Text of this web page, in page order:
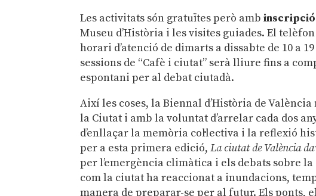
Les activitats són gratuïtes però amb
Museu d’Història i les visites guiades. El
horari d’atenció de dimarts a dissabte de 10 a
sessions de “Cafè i ciutat” serà lliure fins a
espontani per al debat ciutadà.
Així les coses, la Biennal d’Història de
la Ciutat i amb la voluntat d’arrelar cada dos
d’enllaçar la memòria col·lectiva i la reflexió
per a esta primera edició,La ciutat de València
per l’emergència climàtica i els debats sobre
com la ciutat ha reaccionat a inundacions,
manera de preparar-se per al futur. Els ponts,